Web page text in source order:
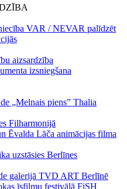
VAR / NEVAR palīdzēt
aizsardzība
izsniegšana
„Melnais piens” Thalia
Filharmonijā
Ēvalda Lāča animācijas filma
uzstāsies Berlīnes
galerijā TVD ART Berlīnē
īsfilmu festivālā FiSH